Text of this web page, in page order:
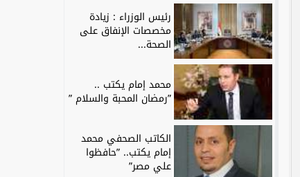
رئيس الوزراء : زيادة
مخصصات الإنفاق على
الصحة...
محمد إمام يكتب ..
”رمضان المحبة والسلام ”
الكاتب الصحفي محمد
إمام يكتب.. ”حافظوا
علي مصر”